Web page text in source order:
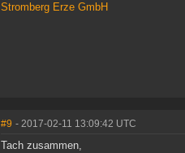
Stromberg Erze GmbH
#9 - 2017-02-11 13:09:42 UTC
Tach zusammen,